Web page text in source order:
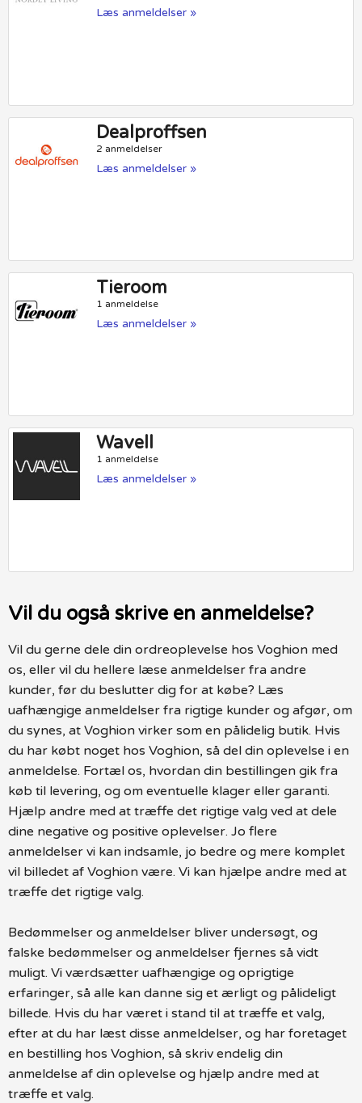
Læs anmeldelser »
Dealproffsen
2 anmeldelser
Læs anmeldelser »
Tieroom
1 anmeldelse
Læs anmeldelser »
Wavell
1 anmeldelse
Læs anmeldelser »
Vil du også skrive en anmeldelse?
Vil du gerne dele din ordreoplevelse hos Voghion med
os, eller vil du hellere læse anmeldelser fra andre
kunder, før du beslutter dig for at købe? Læs
uafhængige anmeldelser fra rigtige kunder og afgør, om
du synes, at Voghion virker som en pålidelig butik. Hvis
du har købt noget hos Voghion, så del din oplevelse i en
anmeldelse. Fortæl os, hvordan din bestillingen gik fra
køb til levering, og om eventuelle klager eller garanti.
Hjælp andre med at træffe det rigtige valg ved at dele
dine negative og positive oplevelser. Jo flere
anmeldelser vi kan indsamle, jo bedre og mere komplet
vil billedet af Voghion være. Vi kan hjælpe andre med at
træffe det rigtige valg.
Bedømmelser og anmeldelser bliver undersøgt, og
falske bedømmelser og anmeldelser fjernes så vidt
muligt. Vi værdsætter uafhængige og oprigtige
erfaringer, så alle kan danne sig et ærligt og pålideligt
billede. Hvis du har været i stand til at træffe et valg,
efter at du har læst disse anmeldelser, og har foretaget
en bestilling hos Voghion, så skriv endelig din
anmeldelse af din oplevelse og hjælp andre med at
træffe et valg.